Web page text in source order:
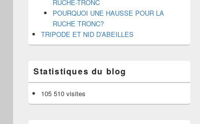
RUCHE-TRONC
POURQUOI UNE HAUSSE POUR LA
RUCHE TRONC?
TRIPODE ET NID D’ABEILLES
Statistiques du blog
105 510 visites